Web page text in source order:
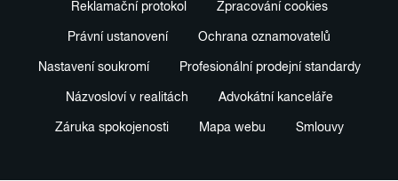
Reklamační protokol Zpracování cookies
Právní ustanovení Ochrana oznamovatelů
Nastavení soukromí Profesionální prodejní standardy
Názvosloví v realitách Advokátní kanceláře
Záruka spokojenosti Mapa webu Smlouvy